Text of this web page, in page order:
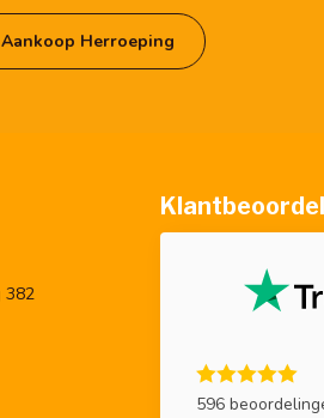
Aankoop Herroeping
382
596